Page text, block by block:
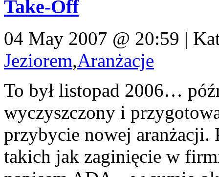
Take-Off
04 May 2007 @ 20:59 |
Jeziorem,Aranżacje
To był listopad 2006…
wyczyszczony i
przybycie nowej aranżacji.
takich jak zaginięcie w